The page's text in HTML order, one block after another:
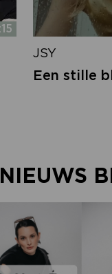
JSY
Een stille